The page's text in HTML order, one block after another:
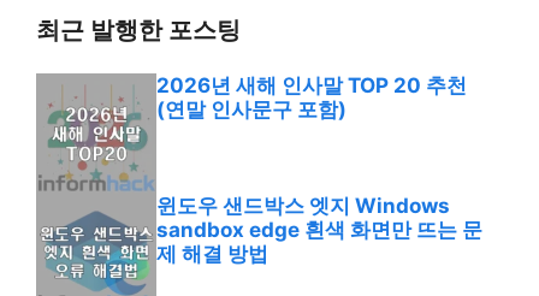
최근 발행한 포스팅
2026년 새해 인사말 TOP 20 추천
(연말 인사문구 포함)
윈도우 샌드박스 엣지 Windows
sandbox edge 흰색 화면만 뜨는 문
제 해결 방법